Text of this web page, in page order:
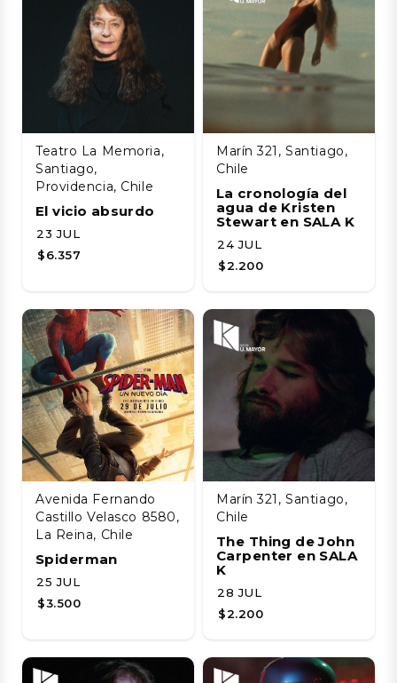
Teatro La Memoria,
Santiago,
Providencia, Chile
El vicio absurdo
23 JUL
$6.357
Marín 321, Santiago,
Chile
La cronología del
agua de Kristen
Stewart en SALA K
24 JUL
$2.200
Avenida Fernando
Castillo Velasco 8580,
La Reina, Chile
Spiderman
25 JUL
$3.500
Marín 321, Santiago,
Chile
The Thing de John
Carpenter en SALA
K
28 JUL
$2.200